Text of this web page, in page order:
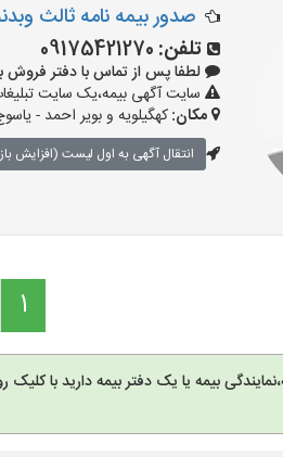
صدور بیمه نامه ثالث وبدنه ۱۲
تلفن: 09175421270
لطفا پس از تماس با دفتر فروش بیمه
سایت آگهی بیمه،یک سایت
مکان:کهگیلویه و بویر احمد -
انتقال آگهی به اول لیست (افزایش
1
بیمه یا یک دفتر بیمه دارید با کلیک